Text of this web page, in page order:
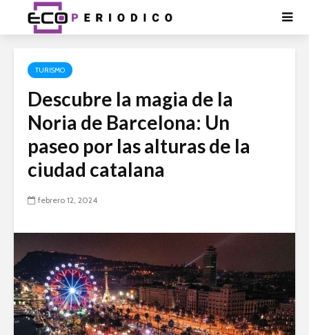
TURISMO
Descubre la magia de la
Noria de Barcelona: Un
paseo por las alturas de la
ciudad catalana
febrero 12, 2024